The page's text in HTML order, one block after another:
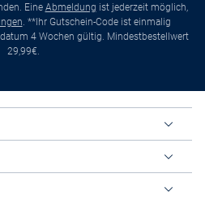
Eine Abmeldung ist jederzeit möglich,
. **Ihr Gutschein-Code ist einmalig
4 Wochen gültig. Mindestbestellwert
29,99€.